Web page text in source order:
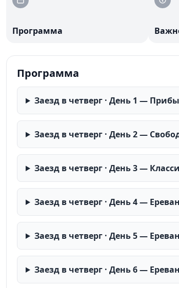
Программа
Программа
Заезд в четверг · День 1 —
Заезд в четверг · День 2 —
Заезд в четверг · День 3 —
Заезд в четверг · День 4 —
Заезд в четверг · День 5 —
Заезд в четверг · День 6 —